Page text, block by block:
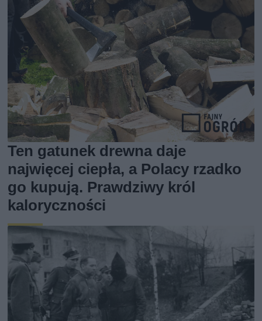
Ten gatunek drewna daje
najwięcej ciepła, a Polacy rzadko
go kupują. Prawdziwy król
kaloryczności